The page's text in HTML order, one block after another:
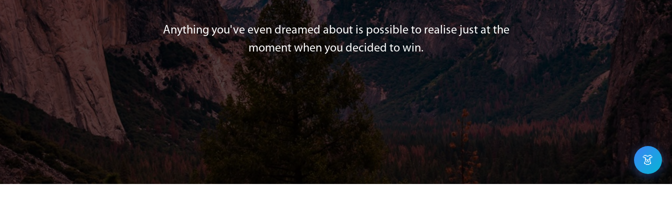
Anything you've even dreamed about is possible to realise just at the
moment when you decided to win.
👗